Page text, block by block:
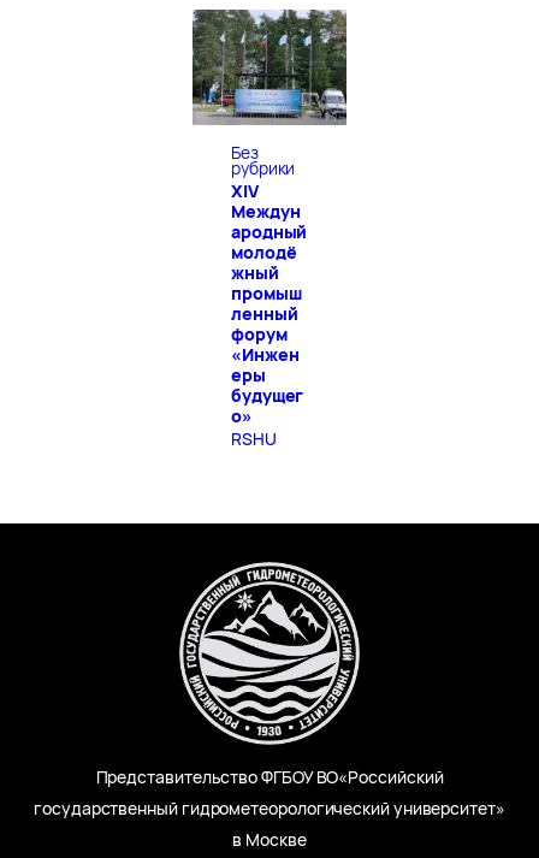
Без
рубрики
XIV
Междун
ародный
молодё
жный
промыш
ленный
форум
«Инжен
еры
будущег
о»
RSHU
Представительство ФГБОУ ВО«Российский
государственный гидрометеорологический университет»
в Москве